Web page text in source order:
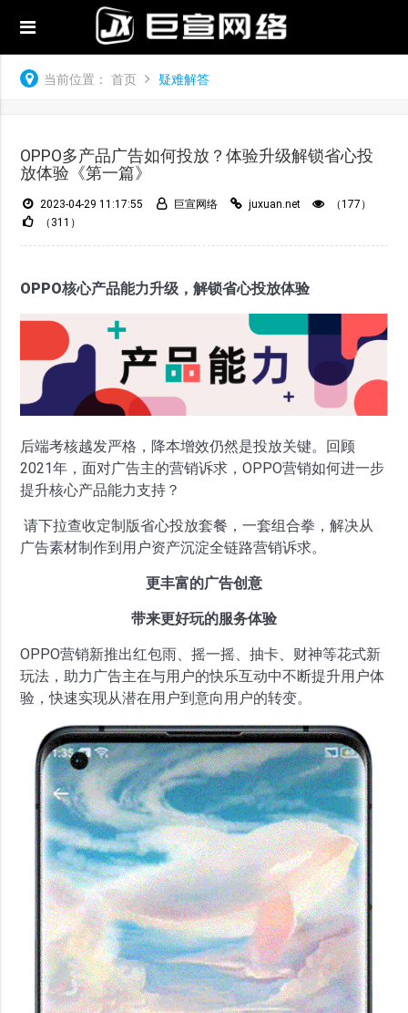
当前位置： 首页 疑难解答
OPPO多产品广告如何投放？体验升级解锁省心投
放体验《第一篇》
2023-04-29 11:17:55 巨宣网络 juxuan.net
（177）
（311）
OPPO核心产品能力升级，解锁省心投放体验
后端考核越发严格，降本增效仍然是投放关键。回顾
2021年，面对广告主的营销诉求，OPPO营销如何进一步
提升核心产品能力支持？
请下拉查收定制版省心投放套餐，一套组合拳，解决从
广告素材制作到用户资产沉淀全链路营销诉求。
更丰富的广告创意
带来更好玩的服务体验
OPPO营销新推出红包雨、摇一摇、抽卡、财神等花式新
玩法，助力广告主在与用户的快乐互动中不断提升用户体
验，快速实现从潜在用户到意向用户的转变。